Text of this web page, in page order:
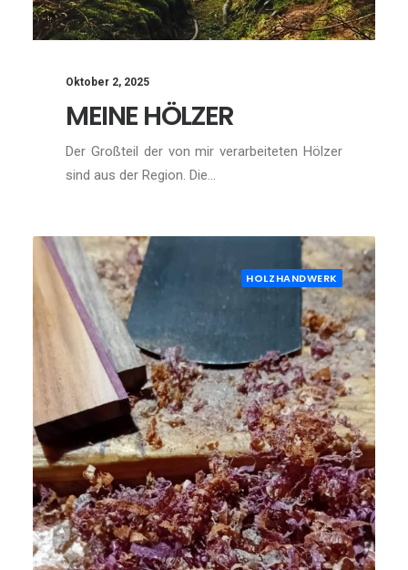
Oktober 2, 2025
MEINE HÖLZER
Der Großteil der von mir verarbeiteten Hölzer
sind aus der Region. Die…
HOLZHANDWERK